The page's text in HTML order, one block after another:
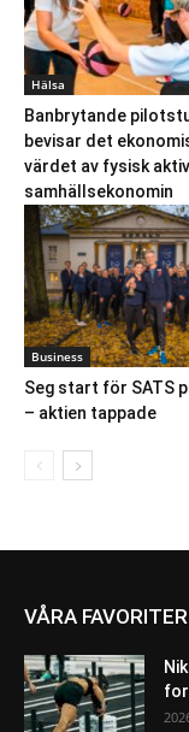
Hälsa
Banbrytande
bevisar det
värdet av fysisk
samhällsekonomin
Business
Seg start för SATS
– aktien tappade
VÅRA FAVORITER